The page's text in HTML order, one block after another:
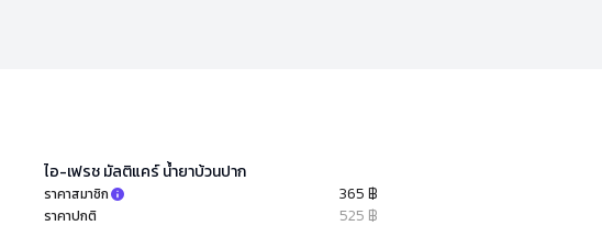
ไอ-เฟรช มัลติแคร์ น้ำยาบ้วนปาก
ราคาสมาชิก 365 ฿
ราคาปกติ 525 ฿